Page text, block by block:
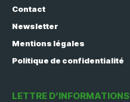
Contact
Newsletter
Mentions légales
Politique de confidentialité
LETTRE D’INFORMATIONS